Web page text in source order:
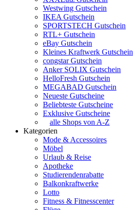
Westwing Gutschein
IKEA Gutschein
SPORTSTECH Gutschein
RTL+ Gutschein
eBay Gutschein
Kleines Kraftwerk Gutschein
congstar Gutschein
Anker SOLIX Gutschein
HelloFresh Gutschein
MEGABAD Gutschein
Neueste Gutscheine
Beliebteste Gutscheine
Exklusive Gutscheine
alle Shops von A-Z
Kategorien
Mode & Accessoires
Möbel
Urlaub & Reise
Apotheke
Studierendenrabatte
Balkonkraftwerke
Lotto
Fitness & Fitnesscenter